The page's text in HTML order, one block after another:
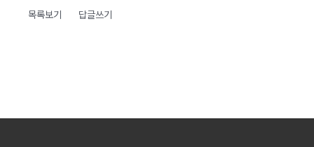
목록보기 답글쓰기